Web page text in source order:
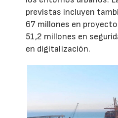
previstas incluyen
67 millones en
51,2 millones en
en digitalización.